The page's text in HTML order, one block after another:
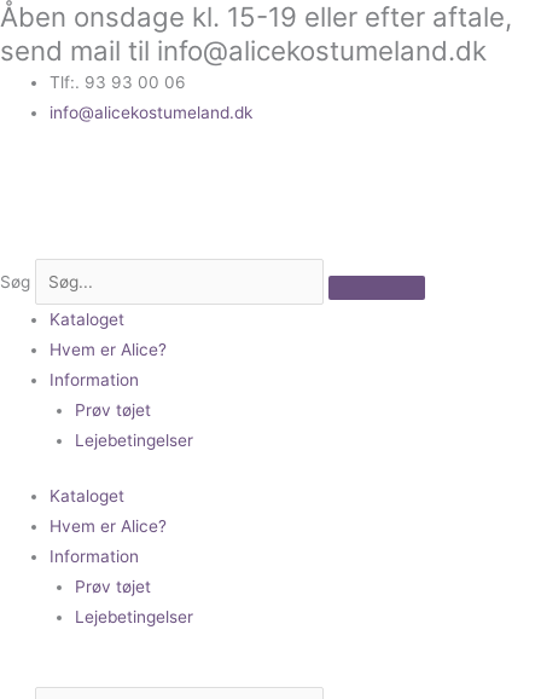
Gå
til
indholdet
Åben onsdage kl. 15-19 eller efter aftale,
send mail til info@alicekostumeland.dk
Tlf:. 93 93 00 06
info@alicekostumeland.dk
Søg
Kataloget
Hvem er Alice?
Information
Prøv tøjet
Lejebetingelser
Kataloget
Hvem er Alice?
Information
Prøv tøjet
Lejebetingelser